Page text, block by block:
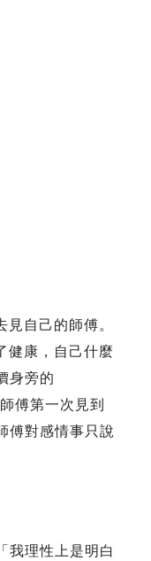
自己的師傅。
健康，自己什麼
身旁的
傅第一次見到
傅對感情事只說
我理性上是明白